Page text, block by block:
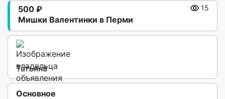
Мишки Валентинки в Перми
500 ₽ 15
Татьяна
Основное